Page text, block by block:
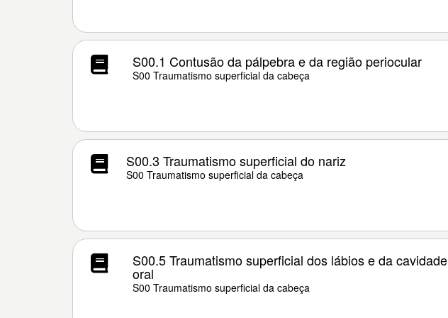
S00.1 Contusão da pálpebra e da região periocular
S00 Traumatismo superficial da cabeça
S00.3 Traumatismo superficial do nariz
S00 Traumatismo superficial da cabeça
S00.5 Traumatismo superficial dos lábios e da cavidade
oral
S00 Traumatismo superficial da cabeça